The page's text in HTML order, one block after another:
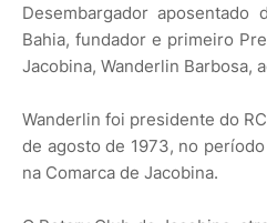
Desembargador
Bahia, fundador e primeiro
Jacobina, Wanderlin Barbosa,
Wanderlin foi presidente do
de agosto de 1973, no
na Comarca de Jacobina.